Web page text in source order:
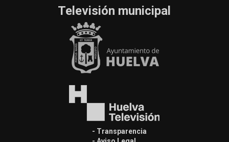
Televisión municipal
- Transparencia